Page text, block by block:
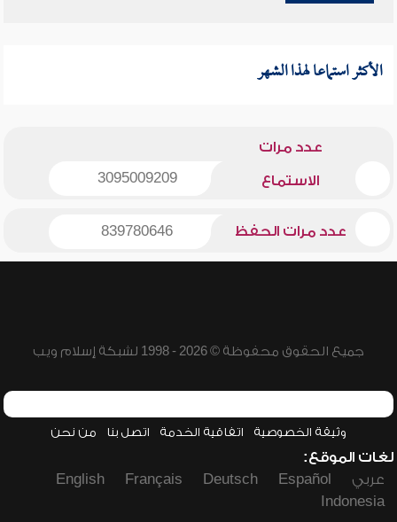
الأكثر استماعا لهذا الشهر
عدد مرات
الاستماع 3095009209
عدد مرات الحفظ 839780646
جميع الحقوق محفوظة © 2026 - 1998 لشبكة إسلام ويب
وثيقة الخصوصية اتفاقية الخدمة اتصل بنا من نحن
لغات الموقع:
عربي
Español
Deutsch
Français
English
Indonesia